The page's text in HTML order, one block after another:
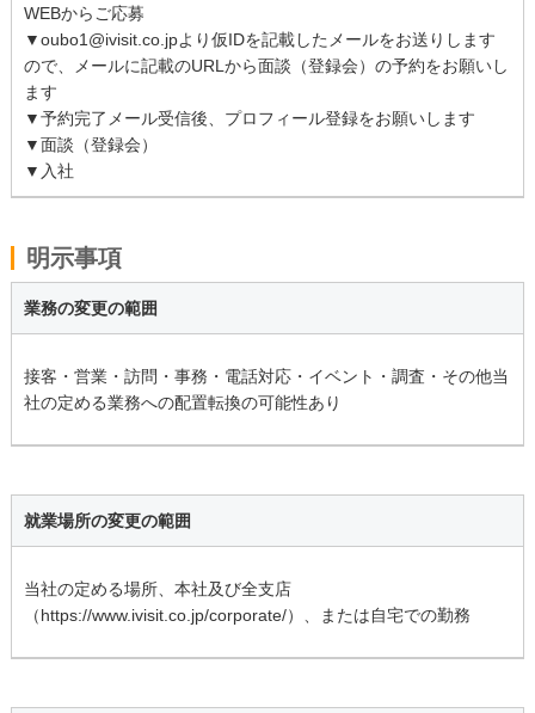
WEBからご応募
▼oubo1@ivisit.co.jpより仮IDを記載したメールをお送りします
ので、メールに記載のURLから面談（登録会）の予約をお願いし
ます
▼予約完了メール受信後、プロフィール登録をお願いします
▼面談（登録会）
▼入社
明示事項
業務の変更の範囲
接客・営業・訪問・事務・電話対応・イベント・調査・その他当
社の定める業務への配置転換の可能性あり
就業場所の変更の範囲
当社の定める場所、本社及び全支店
（https://www.ivisit.co.jp/corporate/）、または自宅での勤務